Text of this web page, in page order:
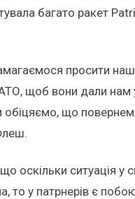
багато ракет
просити
щоб вони дали нам
обіцяємо, що
оскільки ситуація у
то у патрнерів є